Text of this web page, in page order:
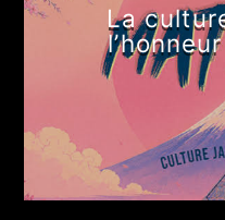
La